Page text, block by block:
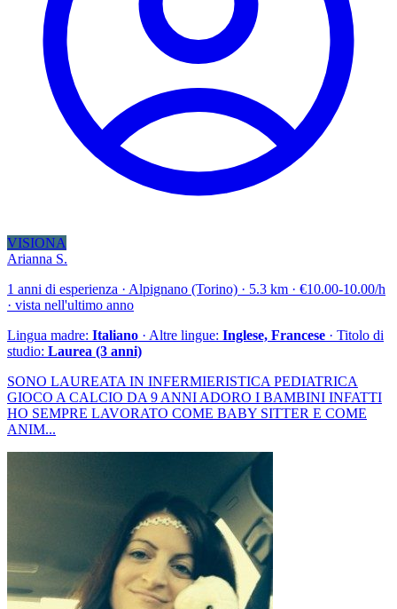
VISIONA
Arianna S.
1 anni di esperienza · Alpignano (Torino) · 5.3 km · €10.00-10.00/h
· vista nell'ultimo anno
Lingua madre: Italiano · Altre lingue: Inglese, Francese · Titolo di
studio: Laurea (3 anni)
SONO LAUREATA IN INFERMIERISTICA PEDIATRICA
GIOCO A CALCIO DA 9 ANNI ADORO I BAMBINI INFATTI
HO SEMPRE LAVORATO COME BABY SITTER E COME
ANIM...